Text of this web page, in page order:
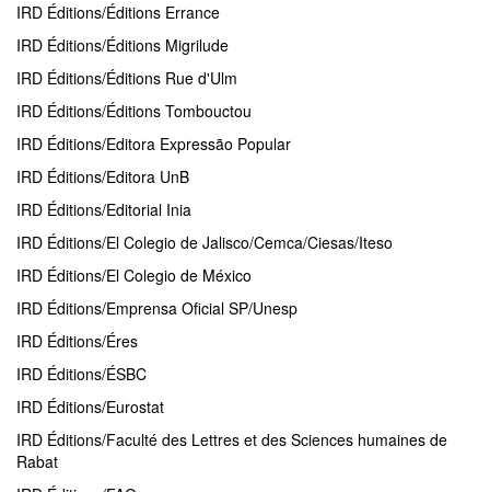
IRD Éditions/Éditions Errance
IRD Éditions/Éditions Migrilude
IRD Éditions/Éditions Rue d'Ulm
IRD Éditions/Éditions Tombouctou
IRD Éditions/Editora Expressão Popular
IRD Éditions/Editora UnB
IRD Éditions/Editorial Inia
IRD Éditions/El Colegio de Jalisco/Cemca/Ciesas/Iteso
IRD Éditions/El Colegio de México
IRD Éditions/Emprensa Oficial SP/Unesp
IRD Éditions/Éres
IRD Éditions/ÉSBC
IRD Éditions/Eurostat
IRD Éditions/Faculté des Lettres et des Sciences humaines de
Rabat